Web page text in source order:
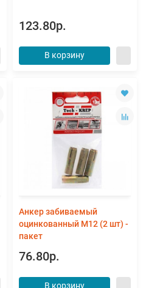
123.80р.
В корзину
Анкер забиваемый
оцинкованный М12 (2 шт) -
пакет
76.80р.
В корзину